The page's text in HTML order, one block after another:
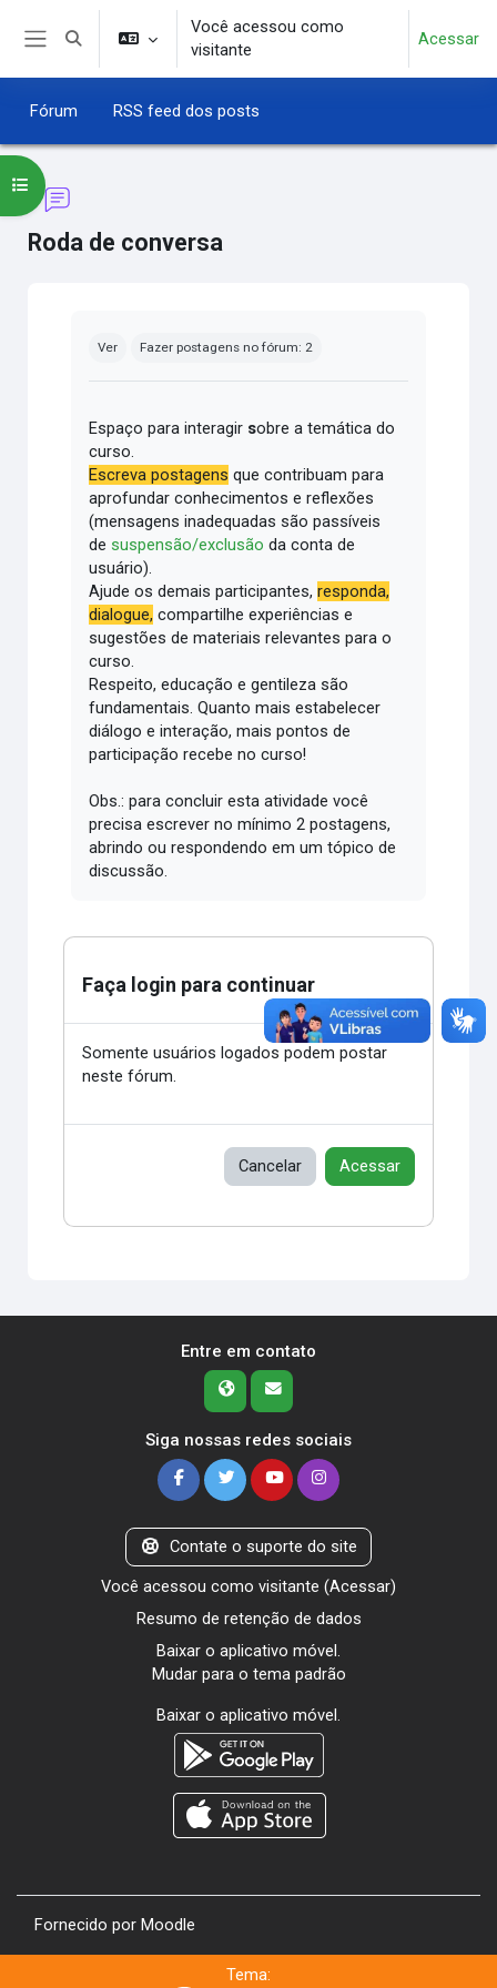
Ir para o conteúdo principal
Alternar entrada de pesquisa
Você acessou como
visitante
Acessar
Fórum RSS feed dos posts
Roda de conversa
Abrir índice do curso
Ver Fazer postagens no fórum: 2
Espaço para interagir sobre a temática do
curso.
Escreva postagens que contribuam para
aprofundar conhecimentos e reflexões
(mensagens inadequadas são passíveis
desuspensão/exclusão da conta de
usuário).
Ajude os demais participantes,responda,
dialogue, compartilhe experiências e
sugestões de materiais relevantes para o
curso.
Respeito, educação e gentileza são
fundamentais.Quanto mais estabelecer
diálogo e interação, mais pontos de
participação recebe no curso!
Obs.: para concluir esta atividade você
precisa escrever no mínimo 2 postagens,
abrindo ou respondendo em um tópico de
discussão.
Faça login para continuar
Somente usuários logados podem postar
neste fórum.
Cancelar Acessar
Entre em contato
Siga nossas redes sociais
Contate o suporte do site
Você acessou como visitante (Acessar)
Resumo de retenção de dados
Baixar o aplicativo móvel.
Mudar para o tema padrão
Baixar o aplicativo móvel.
Fornecido por Moodle
Tema: